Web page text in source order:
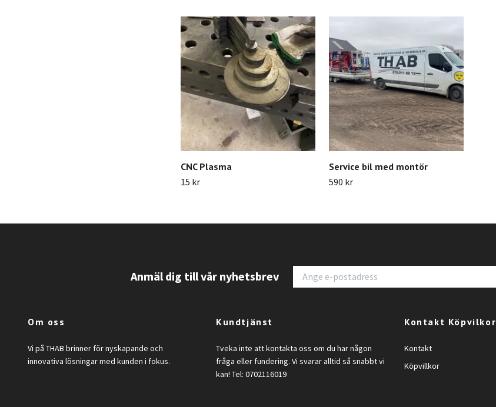
CNC Plasma
15 kr
Service bil med montör
590 kr
Anmäl dig till vår nyhetsbrev
Om oss
Vi på THAB brinner för nyskapande och
innovativa lösningar med kunden i fokus.
Kundtjänst
Tveka inte att kontakta oss om du har någon
fråga eller fundering. Vi svarar alltid så snabbt vi
kan! Tel: 0702116019
Kontakt Köpvilkor
Kontakt
Köpvillkor